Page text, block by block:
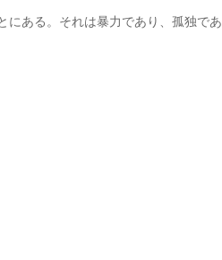
にある。それは暴力であり、孤独であ